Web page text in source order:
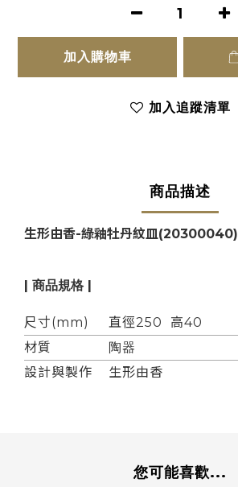
加入購物車
加入追蹤清單
商品描述
生形由香-綠釉牡丹紋皿(20300040)
| 商品規格 |
尺寸(mm)
直徑250 高40
材質
陶器
設計與製作
生形由香
您可能喜歡...